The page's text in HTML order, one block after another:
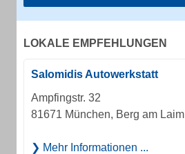
LOKALE EMPFEHLUNGEN
Salomidis Autowerkstatt
Ampfingstr. 32
81671 München, Berg am Laim
Mehr Informationen ...